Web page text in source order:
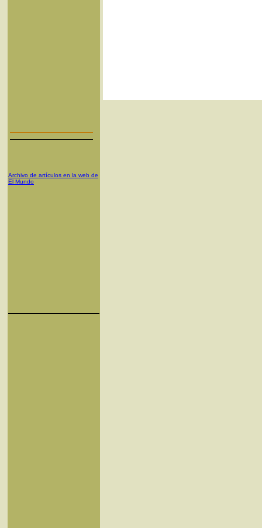
Archivo de artículos en la web de
El Mundo